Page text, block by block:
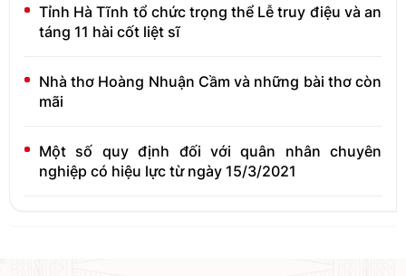
Tỉnh Hà Tĩnh tổ chức trọng thể Lễ truy điệu và an
táng 11 hài cốt liệt sĩ
Nhà thơ Hoàng Nhuận Cầm và những bài thơ còn
mãi
Một số quy định đối với quân nhân chuyên
nghiệp có hiệu lực từ ngày 15/3/2021